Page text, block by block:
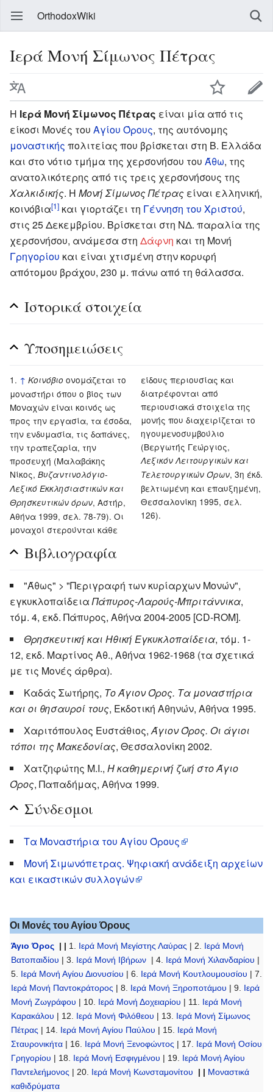
OrthodoxWiki
Ιερά Μονή Σίμωνος Πέτρας
Η Ιερά Μονή Σίμωνος Πέτρας είναι μία από τις
είκοσι Μονές του Αγίου Όρους, της αυτόνομης
μοναστικής πολιτείας που βρίσκεται στη Β. Ελλάδα
και στο νότιο τμήμα της χερσονήσου του Άθω, της
ανατολικότερης από τις τρεις χερσονήσους της
Χαλκιδικής. Η Μονή Σίμωνος Πέτρας είναι ελληνική,
κοινόβια[1] και γιορτάζει τη Γέννηση του Χριστού,
στις 25 Δεκεμβρίου. Βρίσκεται στη ΝΔ. παραλία της
χερσονήσου, ανάμεσα στη Δάφνη και τη Μονή
Γρηγορίου και είναι χτισμένη στην κορυφή
απότομου βράχου, 230 μ. πάνω από τη θάλασσα.
Ιστορικά στοιχεία
Υποσημειώσεις
↑ Κοινόβιο ονομάζεται το
μοναστήρι όπου ο βίος των
Μοναχών είναι κοινός ως
προς την εργασία, τα έσοδα,
την ενδυμασία, τις δαπάνες,
την τραπεζαρία, την
προσευχή (Μαλαβάκης
Νίκος, Βυζαντινολόγιο-
Λεξικό Εκκλησιαστικών και
Θρησκευτικών όρων, Αστήρ,
Αθήνα 1999, σελ. 78-79). Οι
μοναχοί στερούνται κάθε
είδους περιουσίας και
διατρέφονται από
περιουσιακά στοιχεία της
μονής που διαχειρίζεται το
ηγουμενοσυμβούλιο
(Βεργωτής Γεώργιος,
Λεξικόν Λειτουργικών και
Τελετουργικών Όρων, 3η έκδ.
βελτιωμένη και επαυξημένη,
Θεσσαλονίκη 1995, σελ.
126).
Βιβλιογραφία
"Άθως" > "Περιγραφή των κυρίαρχων Μονών",
εγκυκλοπαίδεια Πάπυρος-Λαρούς-Μπριτάννικα,
τόμ. 4, εκδ. Πάπυρος, Αθήνα 2004-2005 [CD-ROM].
Θρησκευτική και Ηθική Εγκυκλοπαίδεια, τόμ. 1-
12, εκδ. Μαρτίνος Αθ., Αθήνα 1962-1968 (τα σχετικά
με τις Μονές άρθρα).
Καδάς Σωτήρης, Το Άγιον Όρος. Τα μοναστήρια
και οι θησαυροί τους, Εκδοτική Αθηνών, Αθήνα 1995.
Χαριτόπουλος Ευστάθιος, Άγιον Όρος. Οι άγιοι
τόποι της Μακεδονίας, Θεσσαλονίκη 2002.
Χατζηφώτης Μ.Ι., Η καθημερινή ζωή στο Άγιο
Όρος, Παπαδήμας, Αθήνα 1999.
Σύνδεσμοι
Τα Μοναστήρια του Αγίου Όρους
Μονή Σιμωνόπετρας. Ψηφιακή ανάδειξη αρχείων
και εικαστικών συλλογών
Οι Μονές του Αγίου Όρους
Άγιο Όρος | | 1. Ιερά Μονή Μεγίστης Λαύρας | 2. Ιερά Μονή
Βατοπαιδίου | 3. Ιερά Μονή Ιβήρων | 4. Ιερά Μονή Χιλανδαρίου |
5. Ιερά Μονή Αγίου Διονυσίου | 6. Ιερά Μονή Κουτλουμουσίου | 7.
Ιερά Μονή Παντοκράτορος | 8. Ιερά Μονή Ξηροποτάμου | 9. Ιερά
Μονή Ζωγράφου | 10. Ιερά Μονή Δοχειαρίου | 11. Ιερά Μονή
Καρακάλου | 12. Ιερά Μονή Φιλόθεου | 13. Ιερά Μονή Σίμωνος
Πέτρας | 14. Ιερά Μονή Αγίου Παύλου | 15. Ιερά Μονή
Σταυρονικήτα | 16. Ιερά Μονή Ξενοφώντος | 17. Ιερά Μονή Οσίου
Γρηγορίου | 18. Ιερά Μονή Εσφιγμένου | 19. Ιερά Μονή Αγίου
Παντελεήμονος | 20. Ιερά Μονή Κωνσταμονίτου | | Μοναστικά
καθιδρύματα